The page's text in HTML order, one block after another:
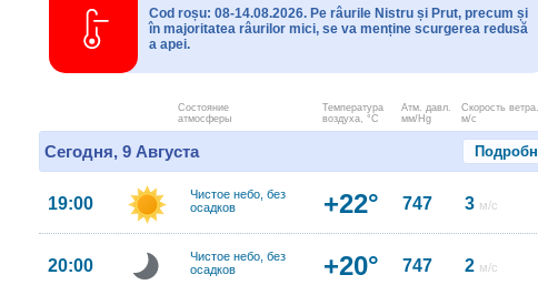
Cod roșu: 08-14.08.2026. Pe râurile Nistru și Prut, precum și
în majoritatea râurilor mici, se va menține scurgerea redusă
a apei.
Состояние
атмосферы
Температура
воздуха, °C
Атм. давл.
мм/Hg
Скорость ветра.
м/с
Сегодня, 9 Августа
19:00
Чистое небо, без
осадков
+22° 747 3 м/с
20:00
Чистое небо, без
осадков
+20° 747 2 м/с